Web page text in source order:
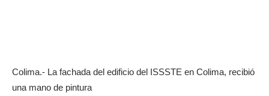
Colima.- La fachada del edificio del ISSSTE en Colima, recibió
una mano de pintura